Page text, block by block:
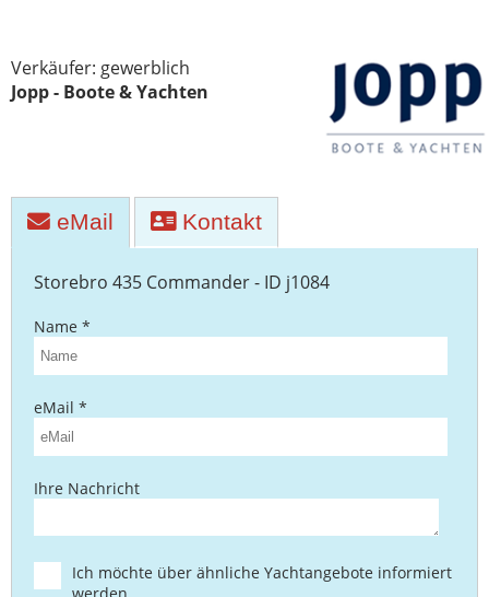
Verkäufer: gewerblich
Jopp - Boote & Yachten
eMail Kontakt
Storebro 435 Commander - ID j1084
Name *
eMail *
Ihre Nachricht
Ich möchte über ähnliche Yachtangebote informiert